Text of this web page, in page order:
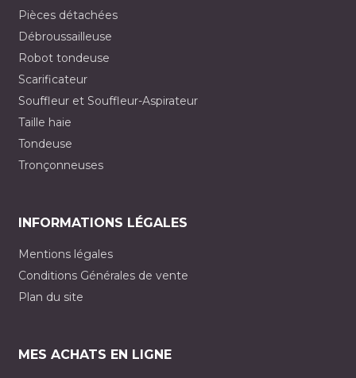
Pièces détachées
Débroussailleuse
Robot tondeuse
Scarificateur
Souffleur et Souffleur-Aspirateur
Taille haie
Tondeuse
Tronçonneuses
INFORMATIONS LÉGALES
Mentions légales
Conditions Générales de vente
Plan du site
MES ACHATS EN LIGNE